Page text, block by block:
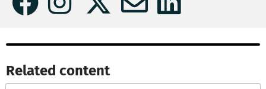
Related content​